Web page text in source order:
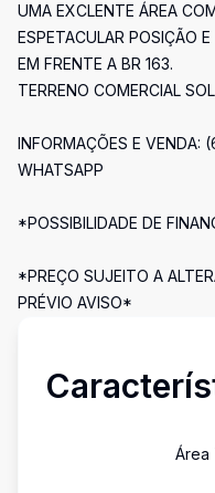
UMA EXCLENTE ÁREA
ESPETACULAR POSIÇÃO
EM FRENTE A BR 163.
TERRENO COMERCIAL
INFORMAÇÕES E VENDA:
WHATSAPP
*POSSIBILIDADE DE
*PREÇO SUJEITO A
PRÉVIO AVISO*
Área